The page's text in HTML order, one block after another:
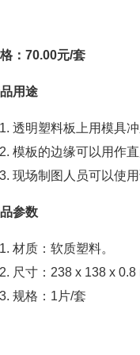
：70.00元/套
用途
透明塑料板上用模具
模板的边缘可以用作
现场制图人员可以使
参数
材质：软质塑料。
尺寸：238 x 138 x 0.8
规格：1片/套